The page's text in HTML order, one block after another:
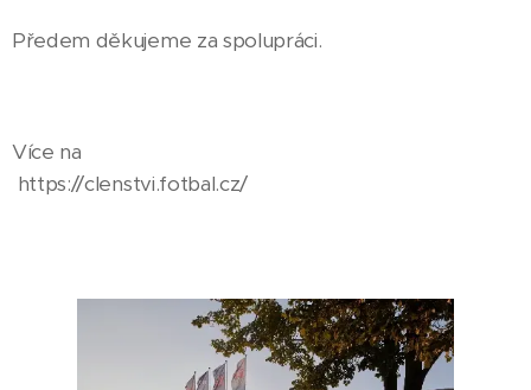
Předem děkujeme za spolupráci.
Více na
https://clenstvi.fotbal.cz/